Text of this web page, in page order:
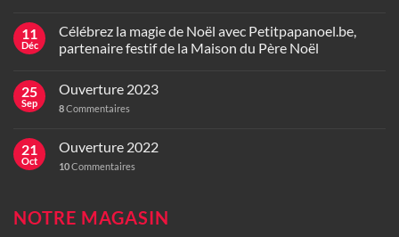
11
Déc
Célébrez la magie de Noël avec Petitpapanoel.be,
partenaire festif de la Maison du Père Noël
25
Sep
Ouverture 2023
8Commentaires
21
Oct
Ouverture 2022
10Commentaires
NOTRE MAGASIN